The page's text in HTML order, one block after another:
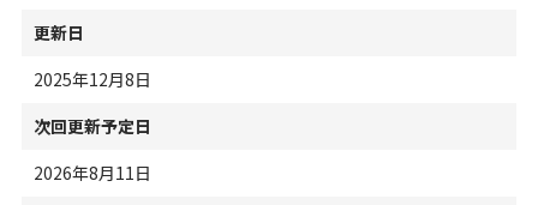
更新日
2025年12月8日
次回更新予定日
2026年8月11日